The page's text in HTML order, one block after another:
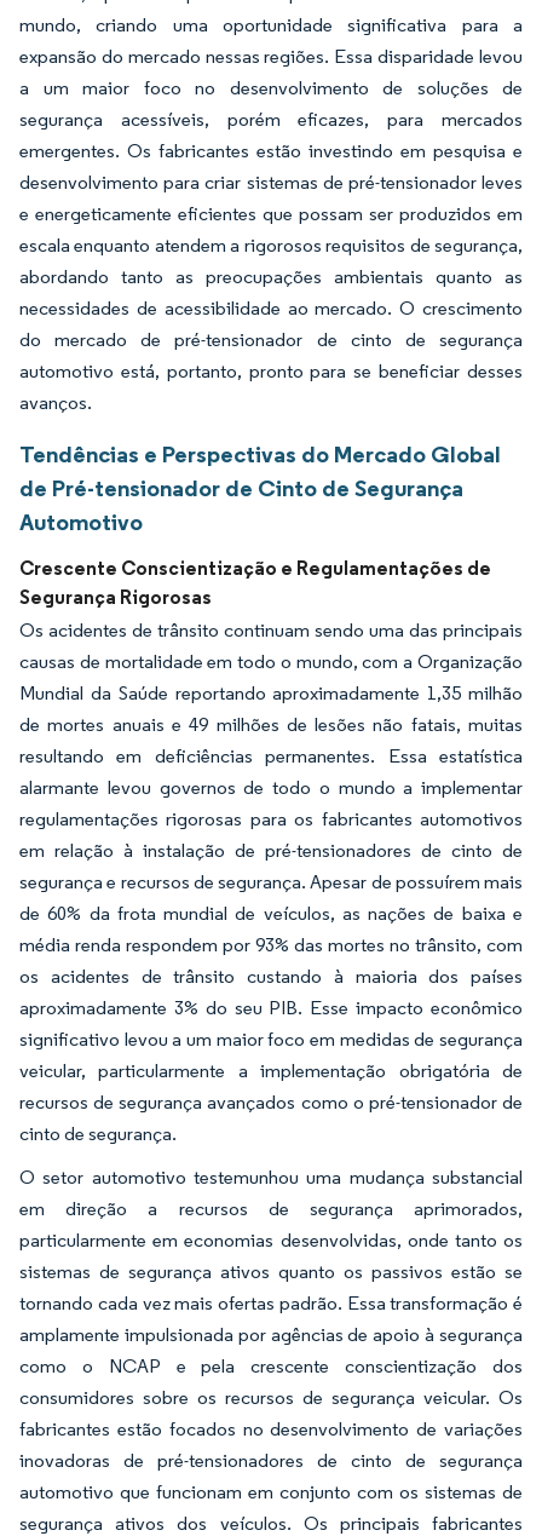
mundo, criando uma oportunidade significativa para a
expansão do mercado nessas regiões. Essa disparidade levou
a um maior foco no desenvolvimento de soluções de
segurança acessíveis, porém eficazes, para mercados
emergentes. Os fabricantes estão investindo em pesquisa e
desenvolvimento para criar sistemas de pré-tensionador leves
e energeticamente eficientes que possam ser produzidos em
escala enquanto atendem a rigorosos requisitos de segurança,
abordando tanto as preocupações ambientais quanto as
necessidades de acessibilidade ao mercado. O crescimento
do mercado de pré-tensionador de cinto de segurança
automotivo está, portanto, pronto para se beneficiar desses
avanços.
Tendências e Perspectivas do Mercado Global
de Pré-tensionador de Cinto de Segurança
Automotivo
Crescente Conscientização e Regulamentações de
Segurança Rigorosas
Os acidentes de trânsito continuam sendo uma das principais
causas de mortalidade em todo o mundo, com a Organização
Mundial da Saúde reportando aproximadamente 1,35 milhão
de mortes anuais e 49 milhões de lesões não fatais, muitas
resultando em deficiências permanentes. Essa estatística
alarmante levou governos de todo o mundo a implementar
regulamentações rigorosas para os fabricantes automotivos
em relação à instalação de pré-tensionadores de cinto de
segurança e recursos de segurança. Apesar de possuírem mais
de 60% da frota mundial de veículos, as nações de baixa e
média renda respondem por 93% das mortes no trânsito, com
os acidentes de trânsito custando à maioria dos países
aproximadamente 3% do seu PIB. Esse impacto econômico
significativo levou a um maior foco em medidas de segurança
veicular, particularmente a implementação obrigatória de
recursos de segurança avançados como o pré-tensionador de
cinto de segurança.
O setor automotivo testemunhou uma mudança substancial
em direção a recursos de segurança aprimorados,
particularmente em economias desenvolvidas, onde tanto os
sistemas de segurança ativos quanto os passivos estão se
tornando cada vez mais ofertas padrão. Essa transformação é
amplamente impulsionada por agências de apoio à segurança
como o NCAP e pela crescente conscientização dos
consumidores sobre os recursos de segurança veicular. Os
fabricantes estão focados no desenvolvimento de variações
inovadoras de pré-tensionadores de cinto de segurança
automotivo que funcionam em conjunto com os sistemas de
segurança ativos dos veículos. Os principais fabricantes